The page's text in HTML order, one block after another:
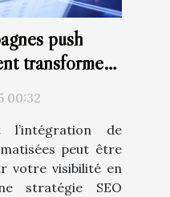
push
transformer
00:32
l’intégration de
peut être
votre visibilité en
stratégie SEO